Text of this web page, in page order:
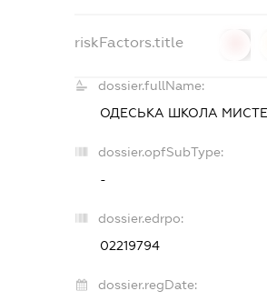
riskFactors.title
dossier.fullName:
ОДЕСЬКА ШКОЛА
dossier.opfSubType:
-
dossier.edrpo:
02219794
dossier.regDate: